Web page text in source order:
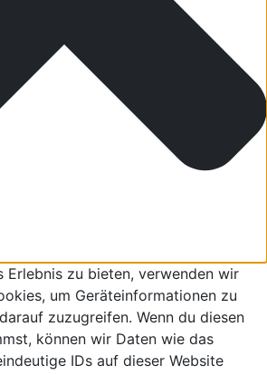
Erlebnis zu bieten, verwenden wir
um Geräteinformationen zu
zuzugreifen. Wenn du diesen
können wir Daten wie das
IDs auf dieser Website